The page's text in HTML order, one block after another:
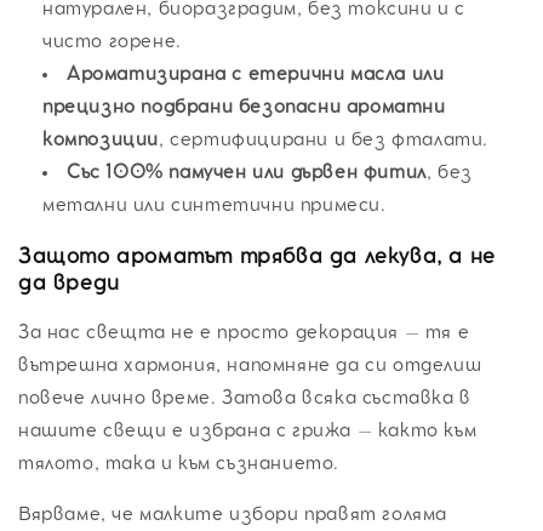
натурален, биоразградим, без токсини и с
чисто горене.
Ароматизирана с етерични масла или
прецизно подбрани безопасни ароматни
композиции, сертифицирани и без фталати.
Със 100% памучен или дървен фитил, без
метални или синтетични примеси.
Защото ароматът трябва да лекува, а не
да вреди
За нас свещта не е просто декорация – тя е
вътрешна хармония, напомняне да си отделиш
повече лично време. Затова всяка съставка в
нашите свещи е избрана с грижа – както към
тялото, така и към съзнанието.
Вярваме, че малките избори правят голяма